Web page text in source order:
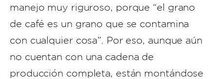
manejo muy riguroso, porque “el grano
de café es un grano que se contamina
con cualquier cosa”. Por eso, aunque aún
no cuentan con una cadena de
producción completa, están montándose